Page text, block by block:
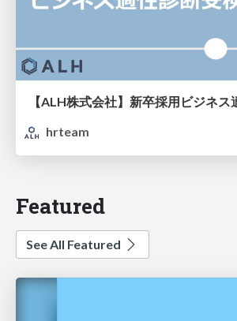
hrteam
Featured
See All Featured